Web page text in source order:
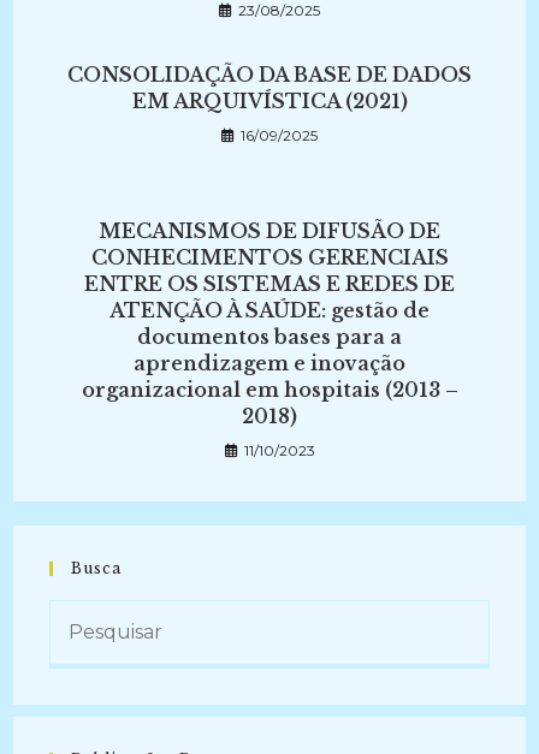
23/08/2025
CONSOLIDAÇÃO DA BASE DE DADOS
EM ARQUIVÍSTICA (2021)
16/09/2025
MECANISMOS DE DIFUSÃO DE
CONHECIMENTOS GERENCIAIS
ENTRE OS SISTEMAS E REDES DE
ATENÇÃO À SAÚDE: gestão de
documentos bases para a
aprendizagem e inovação
organizacional em hospitais (2013 –
2018)
11/10/2023
Busca